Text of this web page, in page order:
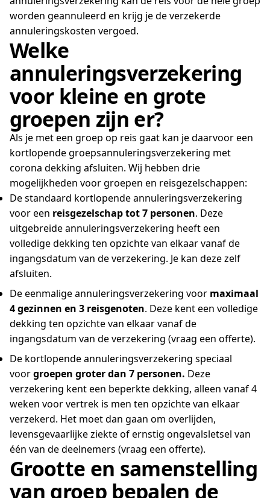
worden geannuleerd en krijg je de verzekerde
annuleringskosten vergoed.
Welke
annuleringsverzekering
voor kleine en grote
groepen zijn er?
Als je met een groep op reis gaat kan je daarvoor een
kortlopende groepsannuleringsverzekering met
corona dekking afsluiten. Wij hebben drie
mogelijkheden voor groepen en reisgezelschappen:
De standaard kortlopende annuleringsverzekering
voor een reisgezelschap tot 7 personen. Deze
uitgebreide annuleringsverzekering heeft een
volledige dekking ten opzichte van elkaar vanaf de
ingangsdatum van de verzekering. Je kan deze zelf
afsluiten.
De eenmalige annuleringsverzekering voor maximaal
4 gezinnen en 3 reisgenoten. Deze kent een volledige
dekking ten opzichte van elkaar vanaf de
ingangsdatum van de verzekering (vraag een offerte).
De kortlopende annuleringsverzekering speciaal
voorgroepen groter dan 7 personen. Deze
verzekering kent een beperkte dekking, alleen vanaf 4
weken voor vertrek is men ten opzichte van elkaar
verzekerd. Het moet dan gaan om overlijden,
levensgevaarlijke ziekte of ernstig ongevalsletsel van
één van de deelnemers (vraag een offerte).
Grootte en samenstelling
van groep bepalen de